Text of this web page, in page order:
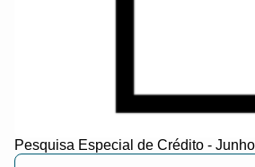
Pesquisa Especial de Crédito -